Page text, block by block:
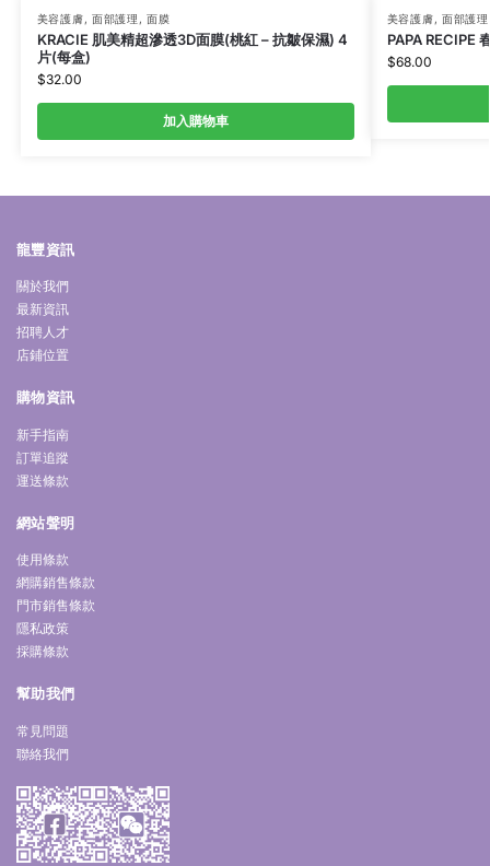
美容護膚, 面部護理 ,面膜
KRACIE 肌美精超滲透3D面膜(桃紅 – 抗皺保濕) 4
片(每盒)
$32.00
加入購物車
美容護膚, 面部護理
PAPA RECIPE
$68.00
龍豐資訊
關於我們
最新資訊
招聘人才
店鋪位置
購物資訊
新手指南
訂單追蹤
運送條款
網站聲明
使用條款
網購銷售條款
門市銷售條款
隱私政策
採購條款
幫助我們
常見問題
聯絡我們